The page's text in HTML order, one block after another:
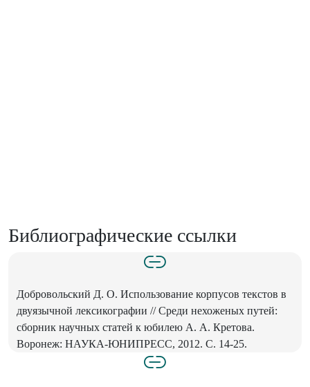
Библиографические ссылки
Добровольский Д. О. Использование корпусов текстов в
двуязычной лексикографии // Среди нехоженых путей:
сборник научных статей к юбилею А. А. Кретова.
Воронеж: НАУКА-ЮНИПРЕСС, 2012. С. 14-25.